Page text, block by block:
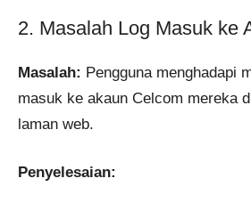
2. Masalah Log Masuk ke
Masalah: Pengguna menghadapi
masuk ke akaun Celcom mereka
laman web.
Penyelesaian: